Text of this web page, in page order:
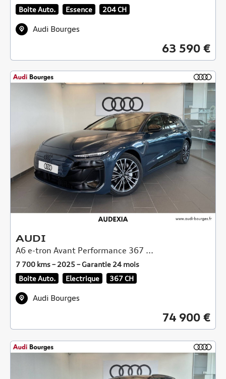
Boite Auto.
Essence 204 CH
Audi Bourges
63 590 €
AUDI
A6 e-tron Avant Performance 367 ...
7 700 kms – 2025 – Garantie 24 mois
Boite Auto.
Electrique 367 CH
Audi Bourges
74 900 €